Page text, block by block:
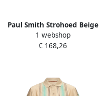
Paul Smith Strohoed Beige
Heren
1 webshop
€ 168,26